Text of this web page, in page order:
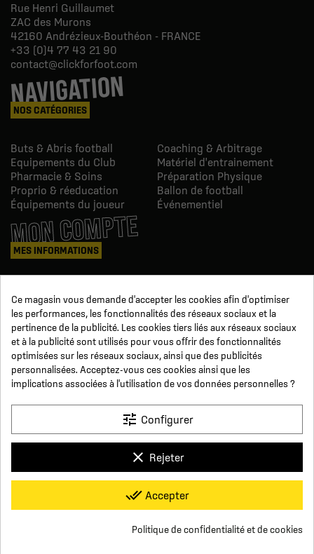
Rue Henri Guillaumet
ZAC des Murons
42160 Andrézieux-Bouthéon - FRANCE
+33 (0)4 77 43 21 90
contact@clickforfoot.com
NAVIGATION
NOS CATÉGORIES
Buts & Abris football
Coaching & Arbitrage
Equipements du Club
Matériel d'entrainement
Pharmacie & Soins
Préparation Physique
Proprio & réeducation
Ballon de football
Équipements du joueur
Événementiel
MON COMPTE
MES INFORMATIONS
Avoirs
Informations
Suivi de commande
Devenez revendeur
NOUS SUIVRE
SUR LES RÉSEAUX
Conditions générales de vente
Paiement sécurisé
Qui sommes-nous ?
Foire aux Questions
Mentions légales
Conditions de livraisons et de retours
Respect de la vie privée
Click For Foot x
Ce magasin vous demande d'accepter les cookies afin d'optimiser
les performances, les fonctionnalités des réseaux sociaux et la
pertinence de la publicité. Les cookies tiers liés aux réseaux sociaux
et à la publicité sont utilisés pour vous offrir des fonctionnalités
optimisées sur les réseaux sociaux, ainsi que des publicités
personnalisées. Acceptez-vous ces cookies ainsi que les
implications associées à l'utilisation de vos données personnelles ?
tune Configurer
clear Rejeter
done_all Accepter
Politique de confidentialité et de cookies